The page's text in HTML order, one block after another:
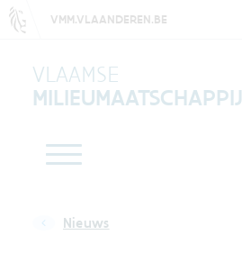
VMM.VLAANDEREN.BE
VLAAMSE
MILIEUMAATSCHAPPIJ
Nieuws